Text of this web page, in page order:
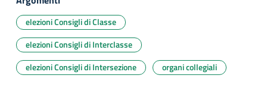
elezioni Consigli di Classe
elezioni Consigli di Interclasse
elezioni Consigli di Intersezione
organi collegiali